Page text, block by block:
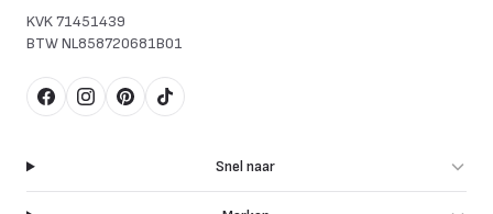
KVK71451439
BTWNL858720681B01
FacebookInstagram
Pinterest
TikTok
Snel naar